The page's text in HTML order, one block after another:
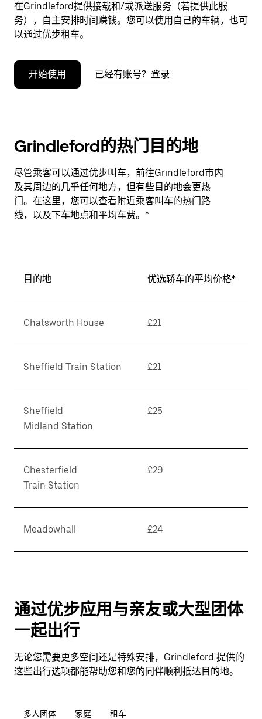
在Grindleford提供接载和/或派送服务（若提供此服
务），自主安排时间赚钱。您可以使用自己的车辆，也可
以通过优步租车。
开始使用 已经有账号？登录
Grindleford的热门目的地
尽管乘客可以通过优步叫车，前往Grindleford市内
及其周边的几乎任何地方，但有些目的地会更热
门。在这里，您可以查看附近乘客叫车的热门路
线，以及下车地点和平均车费。*
目的地 优选轿车的平均价格*
Chatsworth House £21
Sheffield Train Station £21
Sheffield
Midland Station
£25
Chesterfield
Train Station
£29
Meadowhall £24
通过优步应用与亲友或大型团体
一起出行
无论您需要更多空间还是特殊安排，Grindleford 提供的
这些出行选项都能帮助您和您的同伴顺利抵达目的地。
多人团体 家庭 租车